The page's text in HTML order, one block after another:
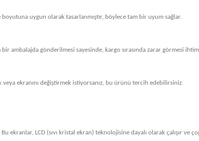
uygun olarak tasarlanmıştır, böylece tam bir uyum sağlar.
ambalajda gönderilmesi sayesinde, kargo sırasında zarar görmesi
ekranını değiştirmek istiyorsanız, bu ürünü tercih edebilirsiniz.
LCD (sıvı kristal ekran) teknolojisine dayalı olarak çalışır ve